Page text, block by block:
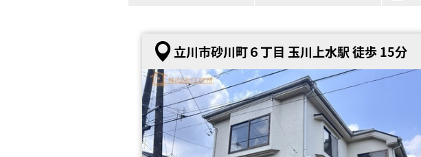
立川市砂川町６丁目 玉川上水駅 徒歩 15分